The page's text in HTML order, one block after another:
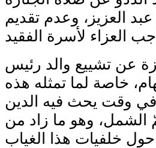
العزيز، وعدم تقديم
عن تشييع والد رئيس
خاصة لما تمثله هذه
في وقت يحث فيه الدين
الشمل، وهو ما زاد من